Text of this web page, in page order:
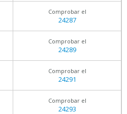
Comprobar el
24287
Comprobar el
24289
Comprobar el
24291
Comprobar el
24293